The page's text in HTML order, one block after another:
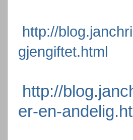
http://
gjengiftet.html
http://
er-en-